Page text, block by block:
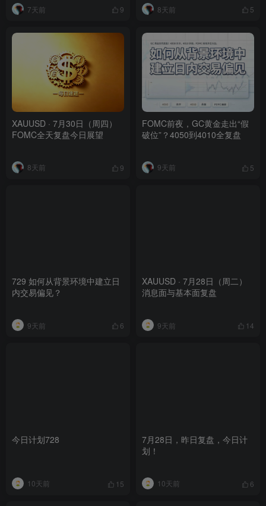
7天前 9 8天前 5
XAUUSD · 7月30日（周四）
FOMC全天复盘今日展望
8天前 9
FOMC前夜，GC黄金走出“假
破位”？4050到4010全复盘
9天前 5
729 如何从背景环境中建立日
内交易偏见？
9天前 6
XAUUSD · 7月28日（周二）
消息面与基本面复盘
9天前 14
今日计划728
10天前 15
7月28日，昨日复盘，今日计
划！
10天前 6